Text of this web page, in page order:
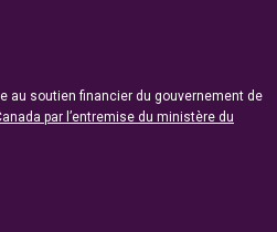
au soutien financier du gouvernement de
par l’entremise du ministère du